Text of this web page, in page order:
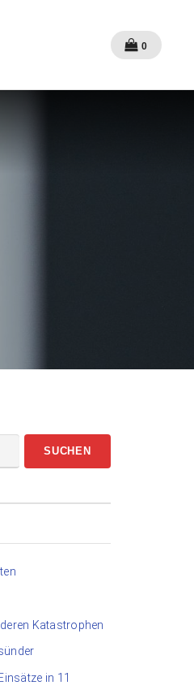
0
Katastrophen
in 11